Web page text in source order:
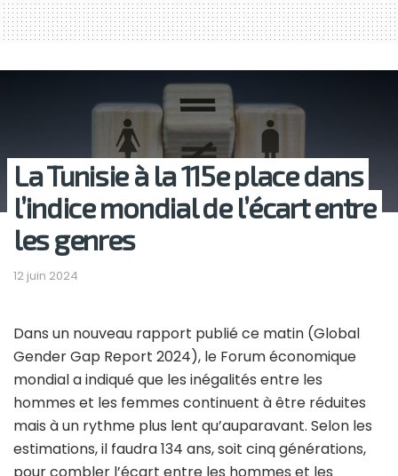
La Tunisie à la 115e place dans
l’indice mondial de l’écart entre
les genres
12 juin 2024
Dans un nouveau rapport publié ce matin (Global
Gender Gap Report 2024), le Forum économique
mondial a indiqué que les inégalités entre les
hommes et les femmes continuent à être réduites
mais à un rythme plus lent qu’auparavant. Selon les
estimations, il faudra 134 ans, soit cinq générations,